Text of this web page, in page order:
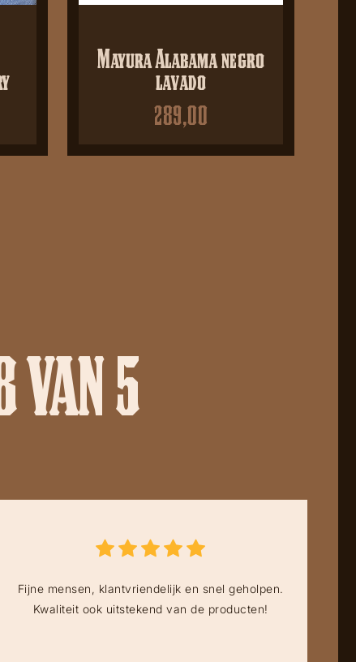
Mayura Alabama negro
lavado
289,00
VAN 5
Fijne mensen, klantvriendelijk en snel geholpen.
Kwaliteit ook uitstekend van de producten!